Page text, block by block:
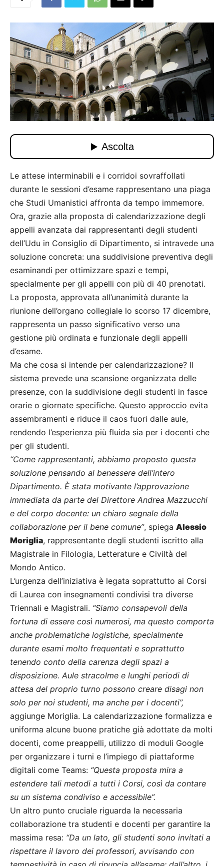
Le attese interminabili e i corridoi sovraffollati
durante le sessioni d’esame rappresentano una piaga
che Studi Umanistici affronta da tempo immemore.
Ora, grazie alla proposta di calendarizzazione degli
appelli avanzata dai rappresentanti degli studenti
dell’Udu in Consiglio di Dipartimento, si intravede una
soluzione concreta: una suddivisione preventiva degli
esaminandi per ottimizzare spazi e tempi,
specialmente per gli appelli con più di 40 prenotati.
La proposta, approvata all’unanimità durante la
riunione dell’organo collegiale lo scorso 17 dicembre,
rappresenta un passo significativo verso una
gestione più ordinata e funzionale degli appelli
d’esame.
Ma che cosa si intende per calendarizzazione? Il
sistema prevede una scansione organizzata delle
presenze, con la suddivisione degli studenti in fasce
orarie o giornate specifiche. Questo approccio evita
assembramenti e riduce il caos fuori dalle aule,
rendendo l’esperienza più fluida sia per i docenti che
per gli studenti.
“Come rappresentanti, abbiamo proposto questa
soluzione pensando al benessere dell’intero
Dipartimento. È stata motivante l’approvazione
immediata da parte del Direttore Andrea Mazzucchi
e del corpo docente: un chiaro segnale della
collaborazione per il bene comune”, spiega Alessio
Moriglia, rappresentante degli studenti iscritto alla
Magistrale in Filologia, Letterature e Civiltà del
Mondo Antico.
L’urgenza dell’iniziativa è legata soprattutto ai Corsi
di Laurea con insegnamenti condivisi tra diverse
Triennali e Magistrali. “Siamo consapevoli della
fortuna di essere così numerosi, ma questo comporta
anche problematiche logistiche, specialmente
durante esami molto frequentati e soprattutto
tenendo conto della carenza degli spazi a
disposizione. Aule stracolme e lunghi periodi di
attesa del proprio turno possono creare disagi non
solo per noi studenti, ma anche per i docenti”,
aggiunge Moriglia. La calendarizzazione formalizza e
uniforma alcune buone pratiche già adottate da molti
docenti, come preappelli, utilizzo di moduli Google
per organizzare i turni e l’impiego di piattaforme
digitali come Teams: “Questa proposta mira a
estendere tali metodi a tutti i Corsi, così da contare
su un sistema condiviso e accessibile”.
Un altro punto cruciale riguarda la necessaria
collaborazione tra studenti e docenti per garantire la
massima resa: “Da un lato, gli studenti sono invitati a
rispettare il lavoro dei professori, avvisando con